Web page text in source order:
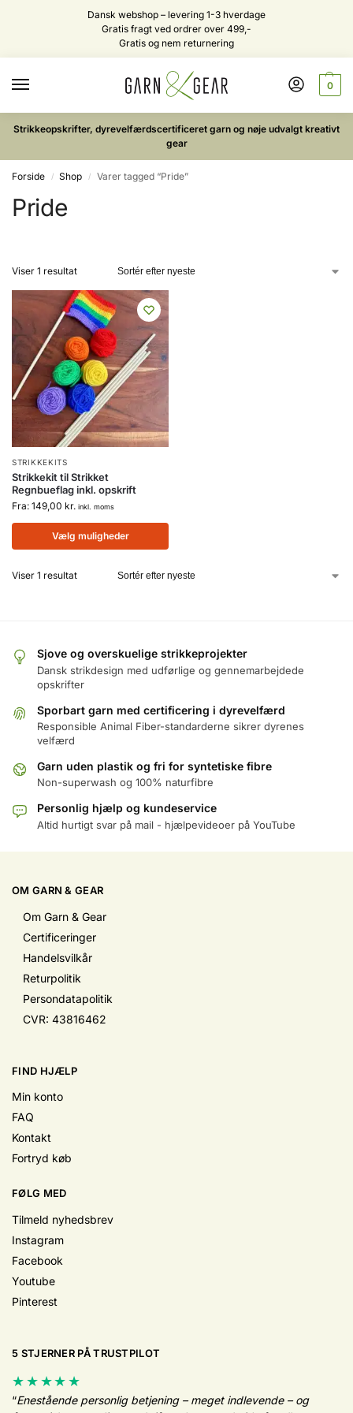
Dansk webshop – levering 1-3 hverdage
Gratis fragt ved ordrer over 499,-
Gratis og nem returnering
0
Strikkeopskrifter, dyrevelfærdscertificeret garn og nøje udvalgt kreativt
gear
Forside / Shop / Varer tagged “Pride”
Pride
Viser 1 resultat
STRIKKEKITS
Strikkekit til Strikket
Regnbueflag inkl. opskrift
Fra: 149,00 kr. inkl. moms
Vælg muligheder
Viser 1 resultat
Sjove og overskuelige strikkeprojekter
Dansk strikdesign med udførlige og gennemarbejdede
opskrifter
Sporbart garn med certificering i dyrevelfærd
Responsible Animal Fiber-standarderne sikrer dyrenes
velfærd
Garn uden plastik og fri for syntetiske fibre
Non-superwash og 100% naturfibre
Personlig hjælp og kundeservice
Altid hurtigt svar på mail - hjælpevideoer på YouTube
OM GARN & GEAR
Om Garn & Gear
Certificeringer
Handelsvilkår
Returpolitik
Persondatapolitik
CVR: 43816462
FIND HJÆLP
Min konto
FAQ
Kontakt
Fortryd køb
FØLG MED
Tilmeld nyhedsbrev
Instagram
Facebook
Youtube
Pinterest
5 STJERNER PÅ TRUSTPILOT
★★★★★
“Enestående personlig betjening – meget indlevende – og